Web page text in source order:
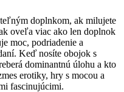
doplnkom, ak milujete
oveľa viac ako len doplnok
moc, podriadenie a
Keď nosíte obojok s
dominantnú úlohu a kto
erotiky, hry s mocou a
fascinujúcimi.